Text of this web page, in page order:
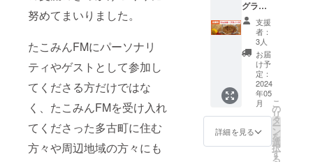
努めてまいりました。
たこみんFMにパーソナリ
ティやゲストとして参加し
てくださる方だけではな
く、たこみんFMを受け入れ
てくださった多古町に住む
方々や周辺地域の方々にも
人を育成。
また、自ら
移住し「ど
こにいても
仕事ができ
る」を体現
し、自分の
YouTube
チャンネル
で移住の体
時開催
告知し
ます
イベン
トの参
加権
（交流
会やセ
ミナー
など）
・オリ
ジナル
ラバー
バンド
※実際に
グラ
ノーラ
「ブラ
ノー
ラ」】
多古町
の新し
いお土
産！多
古米玄
米グラ
ノーラ
「ブラ
支援
者：
3人
お届
け予
定：
2024
年05
月
詳細を見る
こ
の
リ
タ
ー
ン
を
選
択
す
る